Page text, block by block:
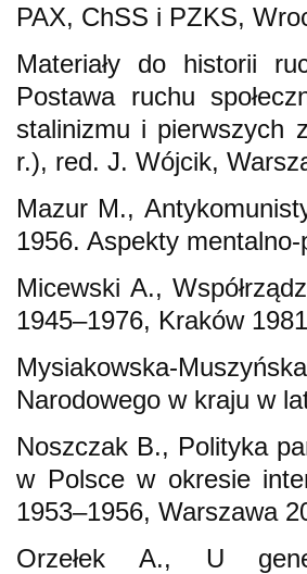
PAX, ChSS i PZKS,
Materiały do historii
Postawa ruchu
stalinizmu i pierwszych
r.), red. J. Wójcik,
Mazur M.,
1956. Aspekty
Micewski A.,
1945–1976, Kraków
Mysiakowska-
Narodowego w kraju w
Noszczak B., Polityka
w Polsce w okresie
1953–1956, Warszawa
Orzełek A., U